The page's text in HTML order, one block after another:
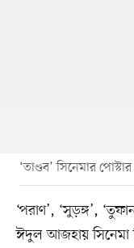
‘তাণ্ডব’ সিনেমার
‘পরাণ’, ‘সুড়ঙ্গ’,
ঈদুল আজহায় সিনেমা